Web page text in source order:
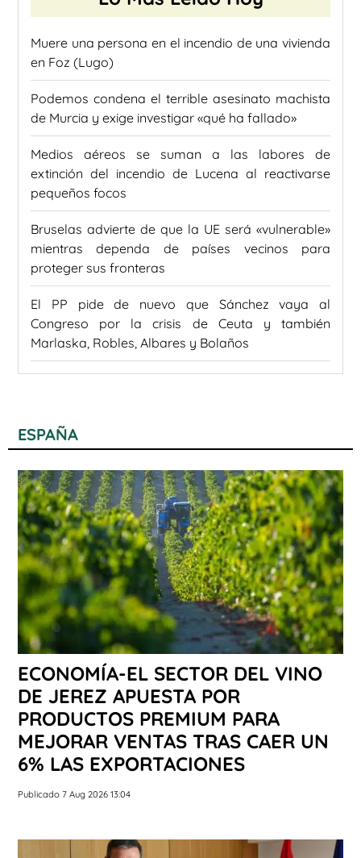
Muere una persona en el incendio de una vivienda
en Foz (Lugo)
Podemos condena el terrible asesinato machista
de Murcia y exige investigar «qué ha fallado»
Medios aéreos se suman a las labores de
extinción del incendio de Lucena al reactivarse
pequeños focos
Bruselas advierte de que la UE será «vulnerable»
mientras dependa de países vecinos para
proteger sus fronteras
El PP pide de nuevo que Sánchez vaya al
Congreso por la crisis de Ceuta y también
Marlaska, Robles, Albares y Bolaños
ESPAÑA
ECONOMÍA-EL SECTOR DEL VINO
DE JEREZ APUESTA POR
PRODUCTOS PREMIUM PARA
MEJORAR VENTAS TRAS CAER UN
6% LAS EXPORTACIONES
Publicado 7 Aug 2026 13:04